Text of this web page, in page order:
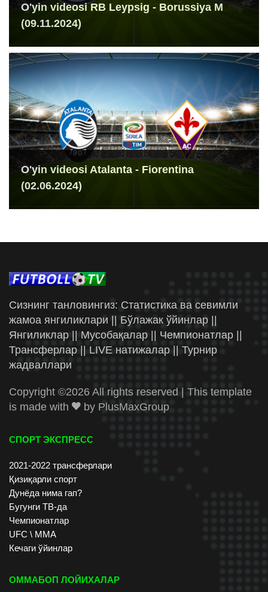
O'yin videosi RB Leypsig - Borussiya M
(09.11.2024)
O'yin videosi Atalanta - Fiorentina
(02.06.2024)
Сизнинг танловингиз: Статистика ва севимли
жамоа янгиликлари || Бўлажак ўйинлар ||
Янгиликлар || Мусобақалар || Чемпионатлар ||
Трансферлар || LIVE натижалар || Турнир
жадваллари
Copyright ©2026 All rights reserved | This template
is made with
by PlusMaxGroup
СПОРТ ЭКСПРЕСС
2021-2022 трансферлари
Қизиқарли спорт
Дунёда нима гап?
Бугунги ТВ-да
Чемпионатлар
UFC \ ММА
Кечаги ўйинлар
ОММАБОП ЛОЙИХАЛАР